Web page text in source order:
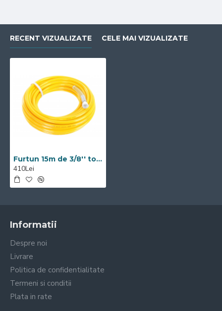
RECENT VIZUALIZATE CELE MAI VIZUALIZATE
Furtun 15m de 3/8'' toli, galben pentru pompa de glet si lavabil Visoli
410Lei
Informatii
Despre noi
Livrare
Politica de confidentialitate
Termeni si conditii
Plata in rate